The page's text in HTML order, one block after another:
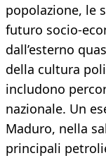
popolazione, le
futuro socio-
dall’esterno
della cultura
includono
nazionale. Un
Maduro, nella
principali